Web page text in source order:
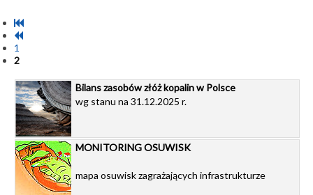
1
2
Bilans zasobów złóż kopalin w Polsce
wg stanu na 31.12.2025 r.
MONITORING OSUWISK
mapa osuwisk zagrażających infrastrukturze